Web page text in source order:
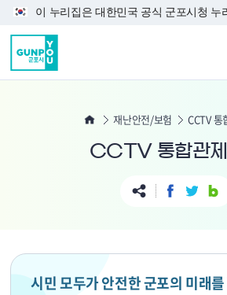
본문 바로가기
이 누리집은 대한민국 공식 군포시청 누
재난안전/보험 CCTV 통
CCTV 통합관제
시민 모두가 안전한 군포의 미래